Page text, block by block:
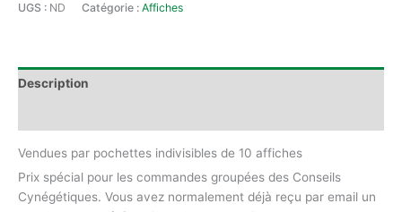
UGS : ND Catégorie : Affiches
Description
Vendues par pochettes indivisibles de 10 affiches
Prix spécial pour les commandes groupées des Conseils
Cynégétiques. Vous avez normalement déjà reçu par email un